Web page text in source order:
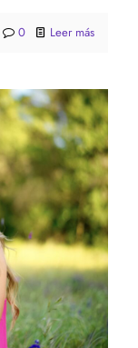
0 Leer más